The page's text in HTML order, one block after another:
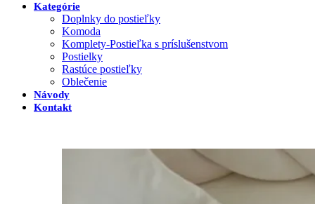
Kategórie
Doplnky do postieľky
Komoda
Komplety-Postieľka s príslušenstvom
Postielky
Rastúce postieľky
Oblečenie
Návody
Kontakt